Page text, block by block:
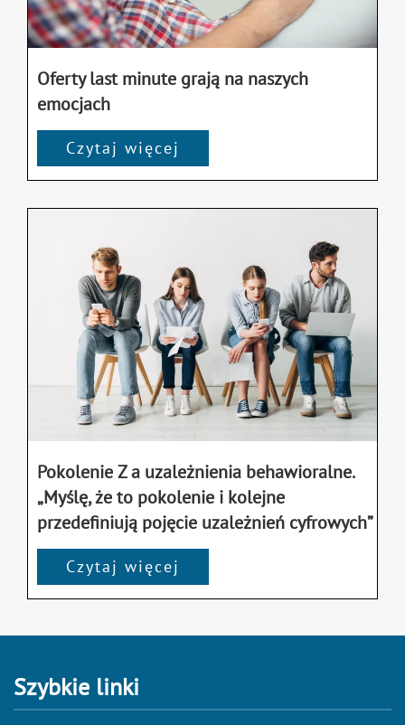
Oferty last minute grają na naszych
emocjach
Czytaj więcej
Pokolenie Z a uzależnienia behawioralne.
„Myślę, że to pokolenie i kolejne
przedefiniują pojęcie uzależnień cyfrowych”
Czytaj więcej
Szybkie linki